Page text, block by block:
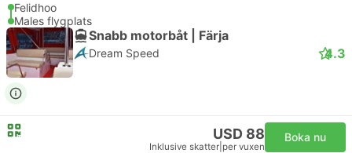
Felidhoo
Males flygplats
Snabb motorbåt | Färja
Dream Speed 4.3
USD 88
Inklusive skatter per vuxen
Boka nu